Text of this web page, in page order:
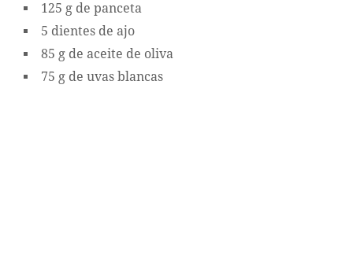
125 g de panceta
5 dientes de ajo
85 g de aceite de oliva
75 g de uvas blancas